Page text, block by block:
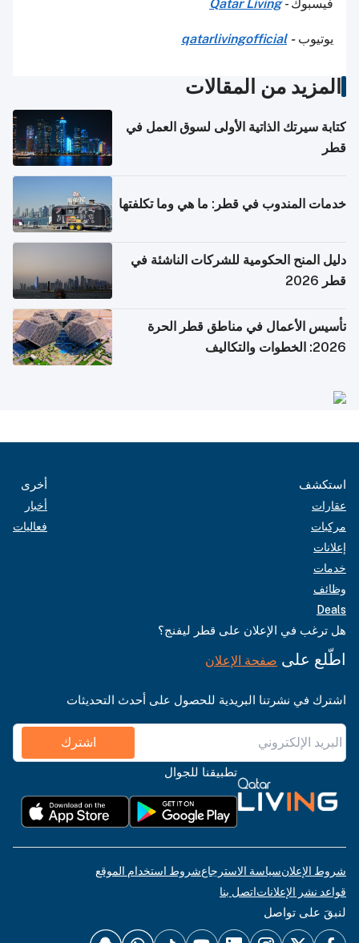
فيسبوك -Qatar Living
يوتيوب-
qatarlivingofficial
المزيد من المقالات
كتابة سيرتك الذاتية الأولى لسوق العمل في
قطر
خدمات المندوب في قطر: ما هي وما تكلفتها
دليل المنح الحكومية للشركات الناشئة في
قطر 2026
تأسيس الأعمال في مناطق قطر الحرة
2026: الخطوات والتكاليف
استكشف
عقارات
مركبات
إعلانات
خدمات
وظائف
Deals
أخرى
أخبار
فعاليات
هل ترغب في الإعلان على قطر ليفنج؟
اطّلع على صفحة الإعلان
اشترك في نشرتنا البريدية للحصول على أحدث التحديثات
اشترك
تطبيقنا للجوال
شروط الإعلانسياسة الاسترجاعشروط استخدام الموقع
قواعد نشر الإعلاناتاتصل بنا
لنبقَ على تواصل